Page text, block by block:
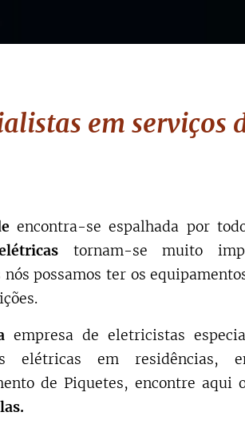
em
encontra-se espalhada por
tornam-se muito
possamos ter os
empresa de eletricistas
elétricas em residências,
de Piquetes, encontre aqui